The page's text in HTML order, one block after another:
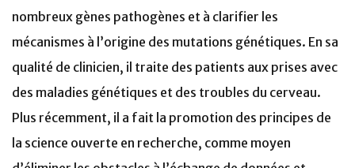
nombreux gènes pathogènes et à clarifier les
mécanismes à l’origine des mutations génétiques. En sa
qualité de clinicien, il traite des patients aux prises avec
des maladies génétiques et des troubles du cerveau.
Plus récemment, il a fait la promotion des principes de
la science ouverte en recherche, comme moyen